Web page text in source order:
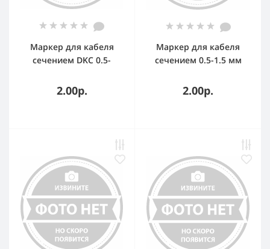
Маркер для кабеля
сечением DKC 0.5-
MKCAS1
2.00р.
Маркер для кабеля
сечением 0.5-1.5 мм
2.00р.